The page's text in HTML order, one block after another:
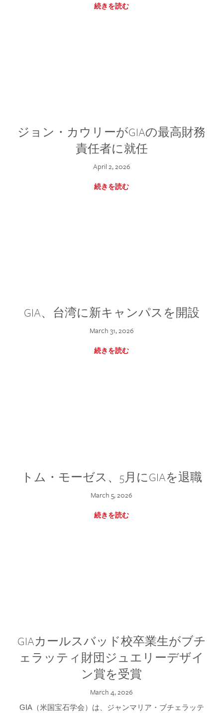
続きを読む
ジョン・カウリーがGIAの最高財務
責任者に就任
April 2, 2026
続きを読む
GIA、台湾に新キャンパスを開設
March 31, 2026
続きを読む
トム・モーゼス、5月にGIAを退職
March 5, 2026
続きを読む
GIAカールスバッド校卒業生がブチ
ェラッティ財団ジュエリーデザイ
ン賞を受賞
March 4, 2026
GIA（米国宝石学会）は、ジャンマリア・ブチェラッテ